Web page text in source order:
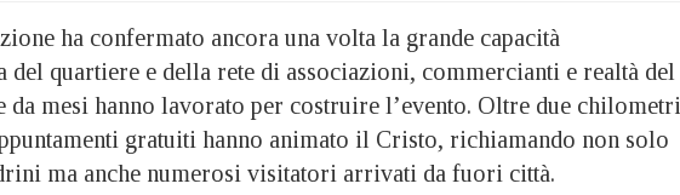
ha confermato ancora una volta la grande capacità
del quartiere e della rete di associazioni, commercianti e realtà del
mesi hanno lavorato per costruire l’evento. Oltre due chilometri
gratuiti hanno animato il Cristo, richiamando non solo
ma anche numerosi visitatori arrivati da fuori città.